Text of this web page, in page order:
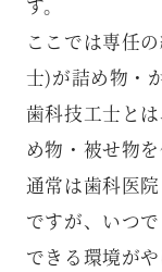
す。
ここでは専任
士)が詰め物・
歯科技工士と
め物・被せ物を
通常は歯科医
ですが、いつ
できる環境が